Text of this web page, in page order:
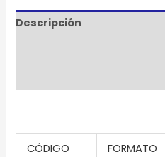
Descripción
CÓDIGO FORMATO